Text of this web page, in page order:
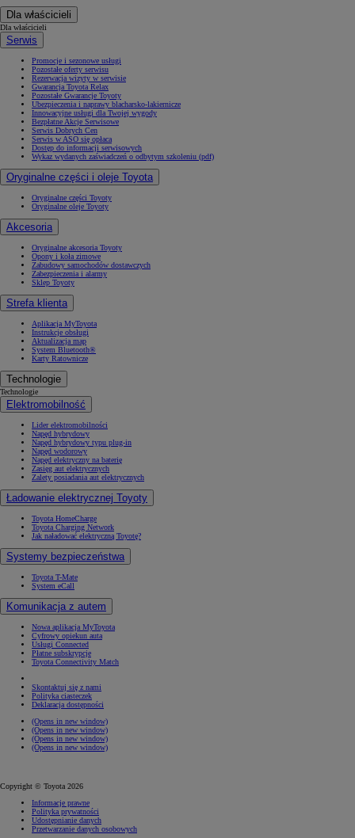
Dla właścicieli
Dla właścicieli
Serwis
Promocje i sezonowe usługi
Pozostałe oferty serwisu
Rezerwacja wizyty w serwisie
Gwarancja Toyota Relax
Pozostałe Gwarancje Toyoty
Ubezpieczenia i naprawy blacharsko-lakiernicze
Innowacyjne usługi dla Twojej wygody
Bezpłatne Akcje Serwisowe
Serwis Dobrych Cen
Serwis w ASO się opłaca
Dostęp do informacji serwisowych
Wykaz wydanych zaświadczeń o odbytym szkoleniu (pdf)
Oryginalne części i oleje Toyota
Oryginalne części Toyoty
Oryginalne oleje Toyoty
Akcesoria
Oryginalne akcesoria Toyoty
Opony i koła zimowe
Zabudowy samochodów dostawczych
Zabezpieczenia i alarmy
Sklep Toyoty
Strefa klienta
Aplikacja MyToyota
Instrukcje obsługi
Aktualizacja map
System Bluetooth®
Karty Ratownicze
Technologie
Technologie
Elektromobilność
Lider elektromobilności
Napęd hybrydowy
Napęd hybrydowy typu plug-in
Napęd wodorowy
Napęd elektryczny na baterię
Zasięg aut elektrycznych
Zalety posiadania aut elektrycznych
Ładowanie elektrycznej Toyoty
Toyota HomeCharge
Toyota Charging Network
Jak naładować elektryczną Toyotę?
Systemy bezpieczeństwa
Toyota T-Mate
System eCall
Komunikacja z autem
Nowa aplikacja MyToyota
Cyfrowy opiekun auta
Usługi Connected
Płatne subskrypcje
Toyota Connectivity Match
Skontaktuj się z nami
Polityka ciasteczek
Deklaracja dostępności
(Opens in new window)
(Opens in new window)
(Opens in new window)
(Opens in new window)
Copyright © Toyota 2026
Informacje prawne
Polityka prywatności
Udostępnianie danych
Przetwarzanie danych osobowych